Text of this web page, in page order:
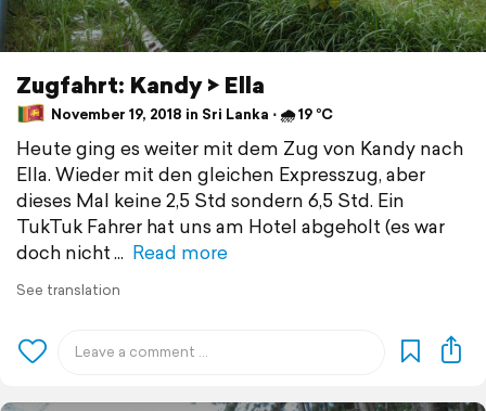
Zugfahrt: Kandy > Ella
November 19, 2018 in Sri Lanka ⋅ 🌧 19 °C
Heute ging es weiter mit dem Zug von Kandy nach
Ella. Wieder mit den gleichen Expresszug, aber
dieses Mal keine 2,5 Std sondern 6,5 Std. Ein
TukTuk Fahrer hat uns am Hotel abgeholt (es war
doch nicht
Read more
See translation